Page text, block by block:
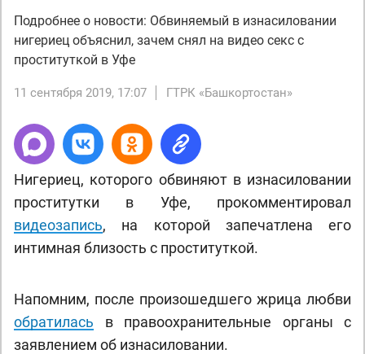
Подробнее о новости: Обвиняемый в изнасиловании
нигериец объяснил, зачем снял на видео секс с
проституткой в Уфе
11 сентября 2019, 17:07 ГТРК «Башкортостан»
Нигериец, которого обвиняют в изнасиловании
проститутки в Уфе, прокомментировал
видеозапись, на которой запечатлена его
интимная близость с проституткой.
Напомним, после произошедшего жрица любви
обратилась в правоохранительные органы с
заявлением об изнасиловании.